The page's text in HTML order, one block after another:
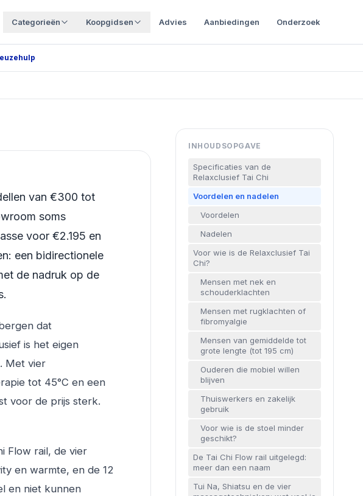
Categorieën Koopgidsen Advies Aanbiedingen Onderzoek
van €300 tot
soms
voor €2.195 en
een bidirectionele
de nadruk op de
dat
is het eigen
Met vier
tot 45°C en een
voor de prijs sterk.
Flow rail, de vier
en warmte, en de 12
en niet kunnen
INHOUDSOPGAVE
Specificaties van de
Relaxclusief Tai Chi
Voordelen en nadelen
Voordelen
Nadelen
Voor wie is de Relaxclusief Tai
Chi?
Mensen met nek en
schouderklachten
Mensen met rugklachten of
fibromyalgie
Mensen van gemiddelde tot
grote lengte (tot 195 cm)
Ouderen die mobiel willen
blijven
Thuiswerkers en zakelijk
gebruik
Voor wie is de stoel minder
geschikt?
De Tai Chi Flow rail uitgelegd:
meer dan een naam
Tui Na, Shiatsu en de vier